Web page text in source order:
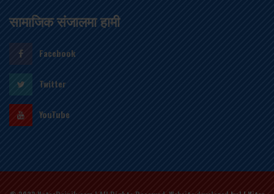
सामाजिक संजालमा हामी
Facebook
Twitter
YouTube